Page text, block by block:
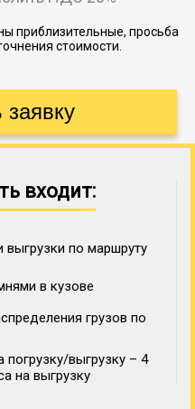
приблизительные, просьба
стоимости.
входит:
выгрузки по маршруту
в кузове
грузов по
выгрузку – 4
на выгрузку